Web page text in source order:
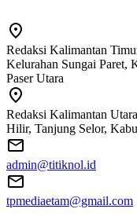
Redaksi Kalimantan
Kelurahan Sungai Paret,
Paser Utara
Redaksi Kalimantan
Hilir, Tanjung Selor,
admin@titiknol.id
tpmediaetam@gmail.com